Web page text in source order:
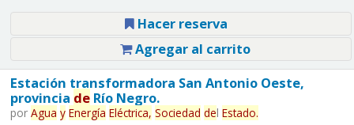
Hacer reserva
Agregar al carrito
Estación transformadora San Antonio Oeste,
provincia deRío Negro.
por Agua y Energía Eléctrica, Sociedad del Estado.